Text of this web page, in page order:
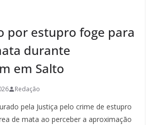
por estupro foge para
durante
em Salto
Redação
pela Justiça pelo crime de estupro
de mata ao perceber a aproximação